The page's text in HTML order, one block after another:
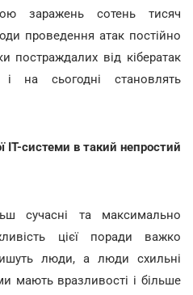
заражень сотень тисяч
проведення атак постійно
постраждалих від кібератак
і на сьогодні становлять
ІТ-системи в такий непростий
сучасні та максимально
цієї поради важко
люди, а люди схильні
мають вразливості і більше